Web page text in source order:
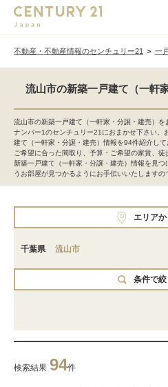
不動産・不動産情報のセンチュリー21 一
流山市の新築一戸建て（一軒
流山市の新築一戸建て（一軒家・分譲・建売）
ナンバー1のセンチュリー21におまかせ下さい。
建て（一軒家・分譲・建売）情報を94件紹介し
ご希望に合った間取り、予算・ご希望の家賃、
新築一戸建て（一軒家・分譲・建売）情報を見
うお部屋が見つかるようにお手伝いいたしますの
エリア
千葉県 流山市
条件で
検索結果 94件